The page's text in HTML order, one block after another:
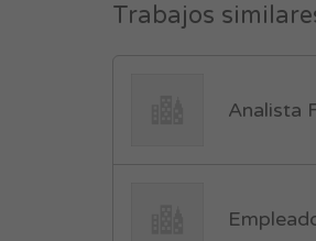
Trabajos
Analista